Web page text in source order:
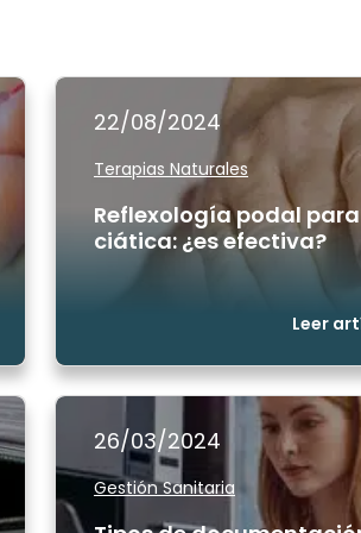
22/08/2024
Terapias Naturales
Reflexología podal
ciática: ¿es efectiva?
Leer
26/03/2024
Gestión Sanitaria